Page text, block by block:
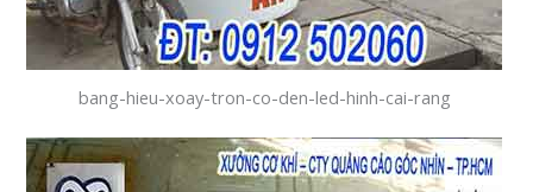
bang-hieu-xoay-tron-co-den-led-hinh-cai-rang